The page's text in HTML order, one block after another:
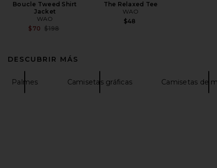
Boucle Tweed Shirt
Jacket
WAO
$70 Previous price:
$198
The Relaxed Tee
WAO
$48
DESCUBRIR MÁS
Palmes Camisetas gráficas Camisetas de